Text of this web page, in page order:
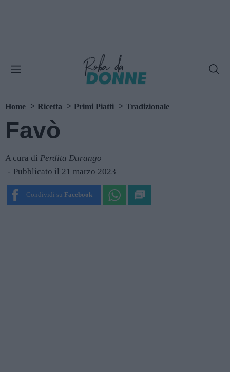
Home Ricetta Primi Piatti Tradizionale
Favò
A cura di Perdita Durango
Pubblicato il 21 marzo 2023
Condividi su Facebook